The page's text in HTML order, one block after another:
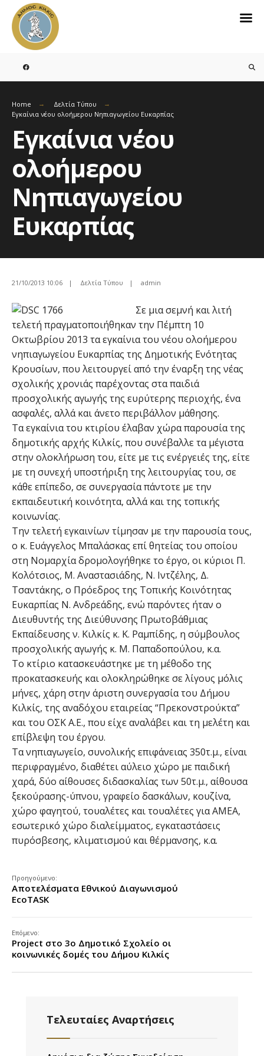
Skip
Home
Δελτία Τύπου
Εγκαίνια νέου ολοήμερου Νηπιαγωγείου Ευκαρπίας
Εγκαίνια νέου
ολοήμερου
Νηπιαγωγείου
Ευκαρπίας
21/10/2013 10:06 | Δελτία Τύπου | admin
Σε μια σεμνή και λιτή
τελετή πραγματοποιήθηκαν την Πέμπτη 10
Οκτωβρίου 2013 τα εγκαίνια του νέου ολοήμερου
νηπιαγωγείου Ευκαρπίας της Δημοτικής Ενότητας
Κρουσίων, που λειτουργεί από την έναρξη της νέας
σχολικής χρονιάς παρέχοντας στα παιδιά
προσχολικής αγωγής της ευρύτερης περιοχής, ένα
ασφαλές, αλλά και άνετο περιβάλλον μάθησης.
Τα εγκαίνια του κτιρίου έλαβαν χώρα παρουσία της
δημοτικής αρχής Κιλκίς, που συνέβαλλε τα μέγιστα
στην ολοκλήρωση του, είτε με τις ενέργειές της, είτε
με τη συνεχή υποστήριξη της λειτουργίας του, σε
κάθε επίπεδο, σε συνεργασία πάντοτε με την
εκπαιδευτική κοινότητα, αλλά και της τοπικής
κοινωνίας.
Την τελετή εγκαινίων τίμησαν με την παρουσία τους,
ο κ. Ευάγγελος Μπαλάσκας επί θητείας του οποίου
στη Νομαρχία δρομολογήθηκε το έργο, οι κύριοι Π.
Κολότσιος, Μ. Αναστασιάδης, Ν. Ιντζέλης, Δ.
Τσαντάκης, ο Πρόεδρος της Τοπικής Κοινότητας
Ευκαρπίας Ν. Ανδρεάδης, ενώ παρόντες ήταν ο
Διευθυντής της Διεύθυνσης Πρωτοβάθμιας
Εκπαίδευσης ν. Κιλκίς κ. Κ. Ραμπίδης, η σύμβουλος
προσχολικής αγωγής κ. Μ. Παπαδοπούλου, κ.α.
Το κτίριο κατασκευάστηκε με τη μέθοδο της
προκατασκευής και ολοκληρώθηκε σε λίγους μόλις
μήνες, χάρη στην άριστη συνεργασία του Δήμου
Κιλκίς, της αναδόχου εταιρείας “Πρεκονστρούκτα”
και του ΟΣΚ Α.Ε., που είχε αναλάβει και τη μελέτη και
επίβλεψη του έργου.
Τα νηπιαγωγείο, συνολικής επιφάνειας 350τ.μ., είναι
περιφραγμένο, διαθέτει αύλειο χώρο με παιδική
χαρά, δύο αίθουσες διδασκαλίας των 50τ.μ., αίθουσα
ξεκούρασης-ύπνου, γραφείο δασκάλων, κουζίνα,
χώρο φαγητού, τουαλέτες και τουαλέτες για ΑΜΕΑ,
εσωτερικό χώρο διαλείμματος, εγκαταστάσεις
πυρόσβεσης, κλιματισμού και θέρμανσης, κ.α.
Προηγούμενο:
Αποτελέσματα Εθνικού Διαγωνισμού
EcoTASK
Επόμενο:
Project στο 3ο Δημοτικό Σχολείο οι
κοινωνικές δομές του Δήμου Κιλκίς
Τελευταίες Αναρτήσεις
Search
for: